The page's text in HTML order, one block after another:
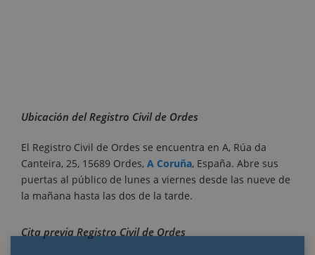
Ubicación del Registro Civil de Ordes
El Registro Civil de Ordes se encuentra en A, Rúa da
Canteira, 25, 15689 Ordes, A Coruña, España. Abre sus
puertas al público de lunes a viernes desde las nueve de
la mañana hasta las dos de la tarde.
Cita previa Registro Civil de Ordes